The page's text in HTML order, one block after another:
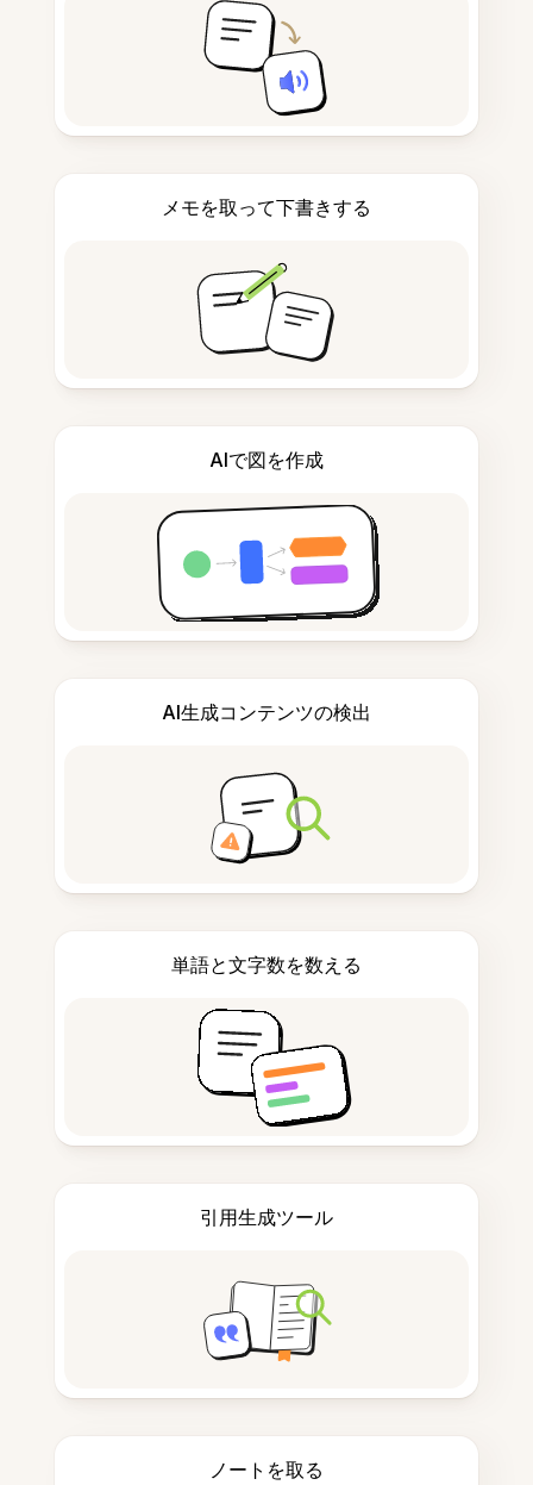
メモを取って下書きする
AIで図を作成
AI生成コンテンツの検出
単語と文字数を数える
引用生成ツール
ノートを取る